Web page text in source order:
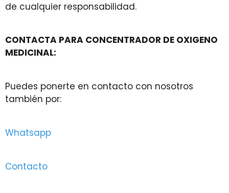
de cualquier responsabilidad.
CONTACTA PARA CONCENTRADOR DE OXIGENO
MEDICINAL:
Puedes ponerte en contacto con nosotros
también por:
Whatsapp
Contacto